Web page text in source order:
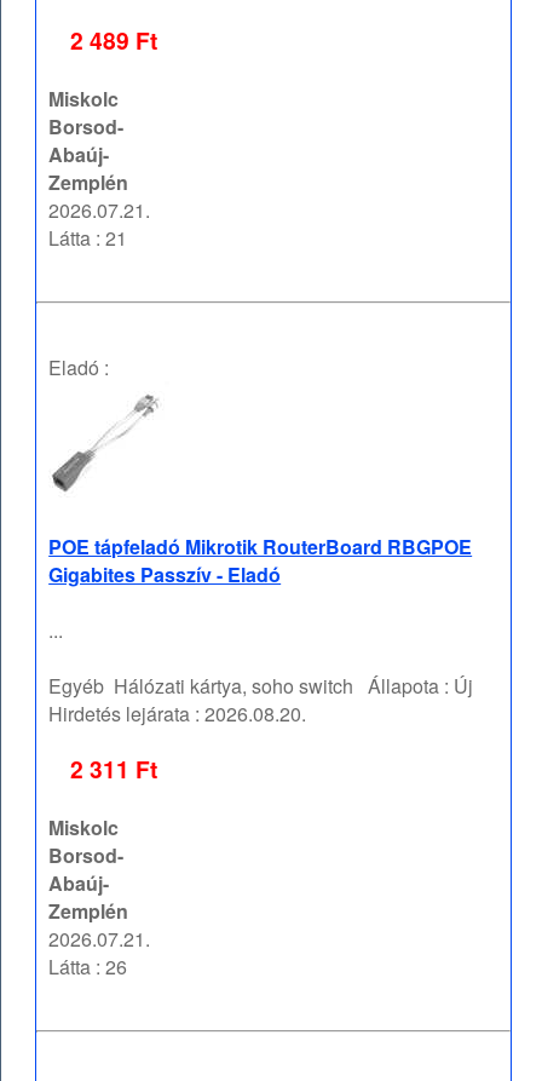
2 489 Ft
Miskolc
Borsod-
Abaúj-
Zemplén
2026.07.21.
Látta : 21
Eladó :
POE tápfeladó Mikrotik RouterBoard RBGPOE
Gigabites Passzív - Eladó
...
Egyéb Hálózati kártya, soho switch Állapota : Új
Hirdetés lejárata :2026.08.20.
2 311 Ft
Miskolc
Borsod-
Abaúj-
Zemplén
2026.07.21.
Látta : 26